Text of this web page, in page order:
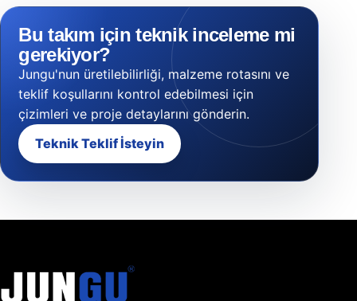
Bu takım için teknik inceleme mi
gerekiyor?
Jungu'nun üretilebilirliği, malzeme rotasını ve
teklif koşullarını kontrol edebilmesi için
çizimleri ve proje detaylarını gönderin.
Teknik Teklif İsteyin